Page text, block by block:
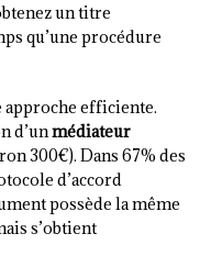
un titre
qu’une procédure
approche efficiente.
d’unmédiateur
300€). Dans 67% des
d’accord
possède la même
s’obtient